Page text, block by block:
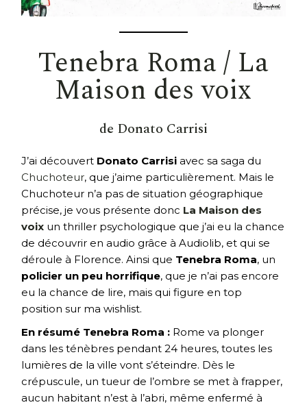
Tenebra Roma / La
Maison des voix
de Donato Carrisi
J’ai découvert Donato Carrisi avec sa saga du
Chuchoteur, que j’aime particulièrement. Mais le
Chuchoteur n’a pas de situation géographique
précise, je vous présente donc La Maison des
voix un thriller psychologique que j’ai eu la chance
de découvrir en audio grâce à Audiolib, et qui se
déroule à Florence. Ainsi que Tenebra Roma, un
policier un peu horrifique, que je n’ai pas encore
eu la chance de lire, mais qui figure en top
position sur ma wishlist.
En résumé Tenebra Roma : Rome va plonger
dans les ténèbres pendant 24 heures, toutes les
lumières de la ville vont s’éteindre. Dès le
crépuscule, un tueur de l’ombre se met à frapper,
aucun habitant n’est à l’abri, même enfermé à